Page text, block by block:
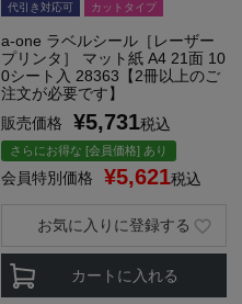
代引き対応可 カットタイプ
a-one ラベルシール［レーザー
プリンタ］ マット紙 A4 21面 10
0シート入 28363【2冊以上のご
注文が必要です】
販売価格
¥5,731税込
さらにお得な [会員価格] あり
会員特別価格 ¥5,621税込
カートに入れる
お気に入りに登録する